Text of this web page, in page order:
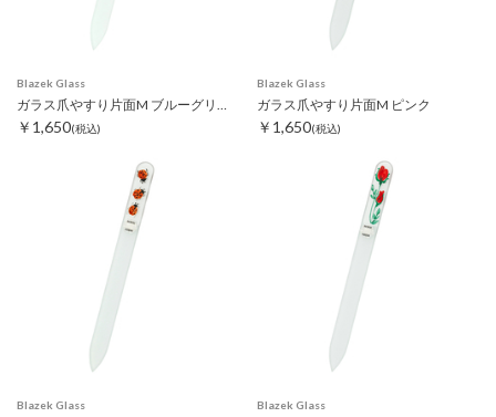
Blazek Glass
￥1,650(税込)
Blazek Glass
ガラス爪やすり片面M ピンク
￥1,650(税込)
Blazek Glass Blazek Glass